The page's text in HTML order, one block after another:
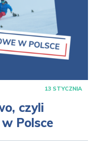
13 STYCZNIA
czyli
Polsce